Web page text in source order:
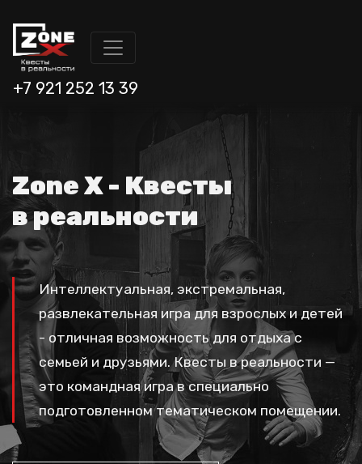
+7 921 252 13 39
Zone X - Квесты
в реальности
Интеллектуальная, экстремальная,
развлекательная игра для взрослых и детей
- отличная возможность для отдыха с
семьей и друзьями. Квесты в реальности —
это командная игра в специально
подготовленном тематическом помещении.